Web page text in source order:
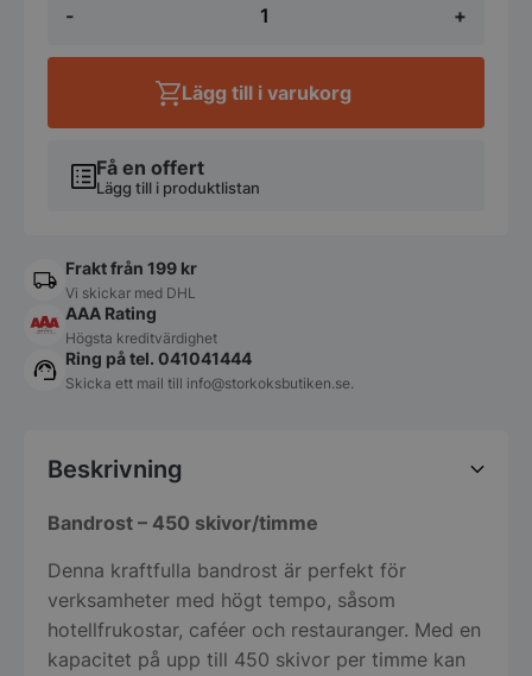
-
450
500x740x430mm,
230V/2,6kW
+
Få en offert
Lägg till i produktlistan
Lägg till i varukorg
Frakt från 199 kr
Vi skickar med DHL
AAA Rating
Högsta kreditvärdighet
Ring på tel. 041041444
Skicka ett mail till info@storkoksbutiken.se.
Beskrivning
Bandrost – 450 skivor/timme
Denna kraftfulla bandrost är perfekt för
verksamheter med högt tempo, såsom
hotellfrukostar, caféer och restauranger. Med en
kapacitet på upp till 450 skivor per timme kan